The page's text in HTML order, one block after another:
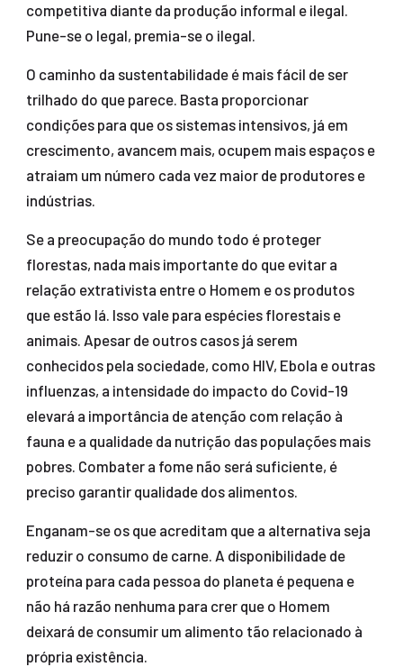
competitiva diante da produção informal e ilegal.
Pune-se o legal, premia-se o ilegal.
O caminho da sustentabilidade é mais fácil de ser
trilhado do que parece. Basta proporcionar
condições para que os sistemas intensivos, já em
crescimento, avancem mais, ocupem mais espaços e
atraiam um número cada vez maior de produtores e
indústrias.
Se a preocupação do mundo todo é proteger
florestas, nada mais importante do que evitar a
relação extrativista entre o Homem e os produtos
que estão lá. Isso vale para espécies florestais e
animais. Apesar de outros casos já serem
conhecidos pela sociedade, como HIV, Ebola e outras
influenzas, a intensidade do impacto do Covid-19
elevará a importância de atenção com relação à
fauna e a qualidade da nutrição das populações mais
pobres. Combater a fome não será suficiente, é
preciso garantir qualidade dos alimentos.
Enganam-se os que acreditam que a alternativa seja
reduzir o consumo de carne. A disponibilidade de
proteína para cada pessoa do planeta é pequena e
não há razão nenhuma para crer que o Homem
deixará de consumir um alimento tão relacionado à
própria existência.